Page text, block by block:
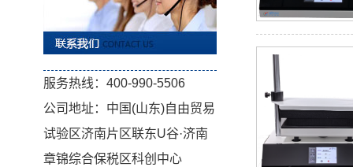
高通量全自动固相萃取仪
服务热线：400-990-5506
公司地址：中国(山东)自由贸易
试验区济南片区联东U谷·济南
章锦综合保税区科创中心